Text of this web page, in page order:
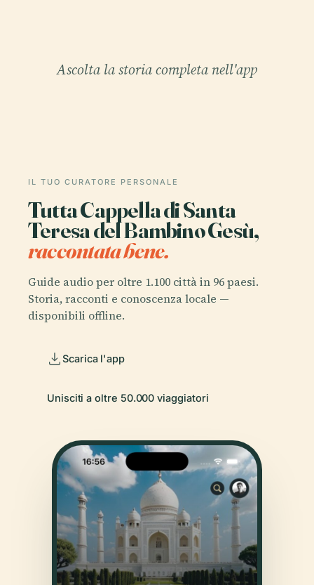
Ascolta la storia completa nell'app
IL TUO CURATORE PERSONALE
Tutta Cappella di Santa
Teresa del Bambino Gesù,
raccontata bene.
Guide audio per oltre 1.100 città in 96 paesi.
Storia, racconti e conoscenza locale —
disponibili offline.
Scarica l'app
Unisciti a oltre 50.000 viaggiatori